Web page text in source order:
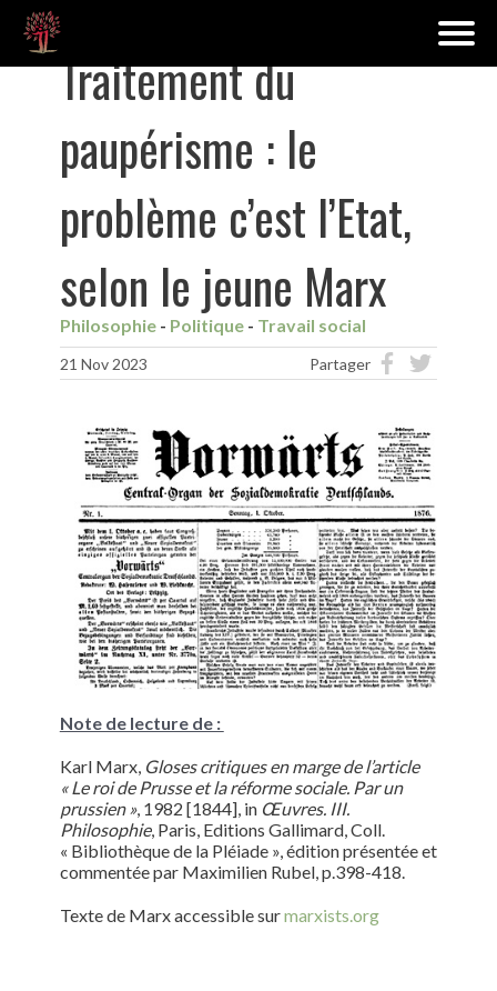
Traitement du
paupérisme : le
problème c’est l’Etat,
selon le jeune Marx
Philosophie Politique Travail social
21 Nov 2023 Partager
Note de lecture de :
Karl Marx, Gloses critiques en marge de l’article
« Le roi de Prusse et la réforme sociale. Par un
prussien », 1982 [1844], in Œuvres. III.
Philosophie, Paris, Editions Gallimard, Coll.
« Bibliothèque de la Pléiade », édition présentée et
commentée par Maximilien Rubel, p.398-418.
Texte de Marx accessible surmarxists.org